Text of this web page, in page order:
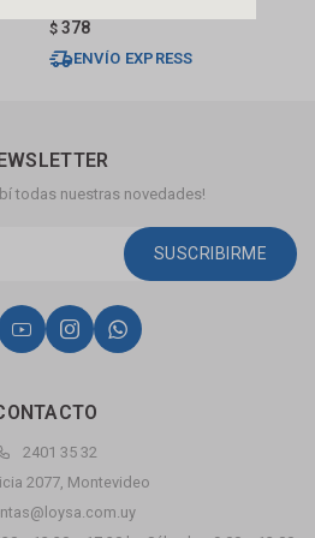
$ 378
ENVÍO EXPRESS
2401 35 32
2077, Montevideo
todas nuestras novedades!
SUSCRIBIRME
  